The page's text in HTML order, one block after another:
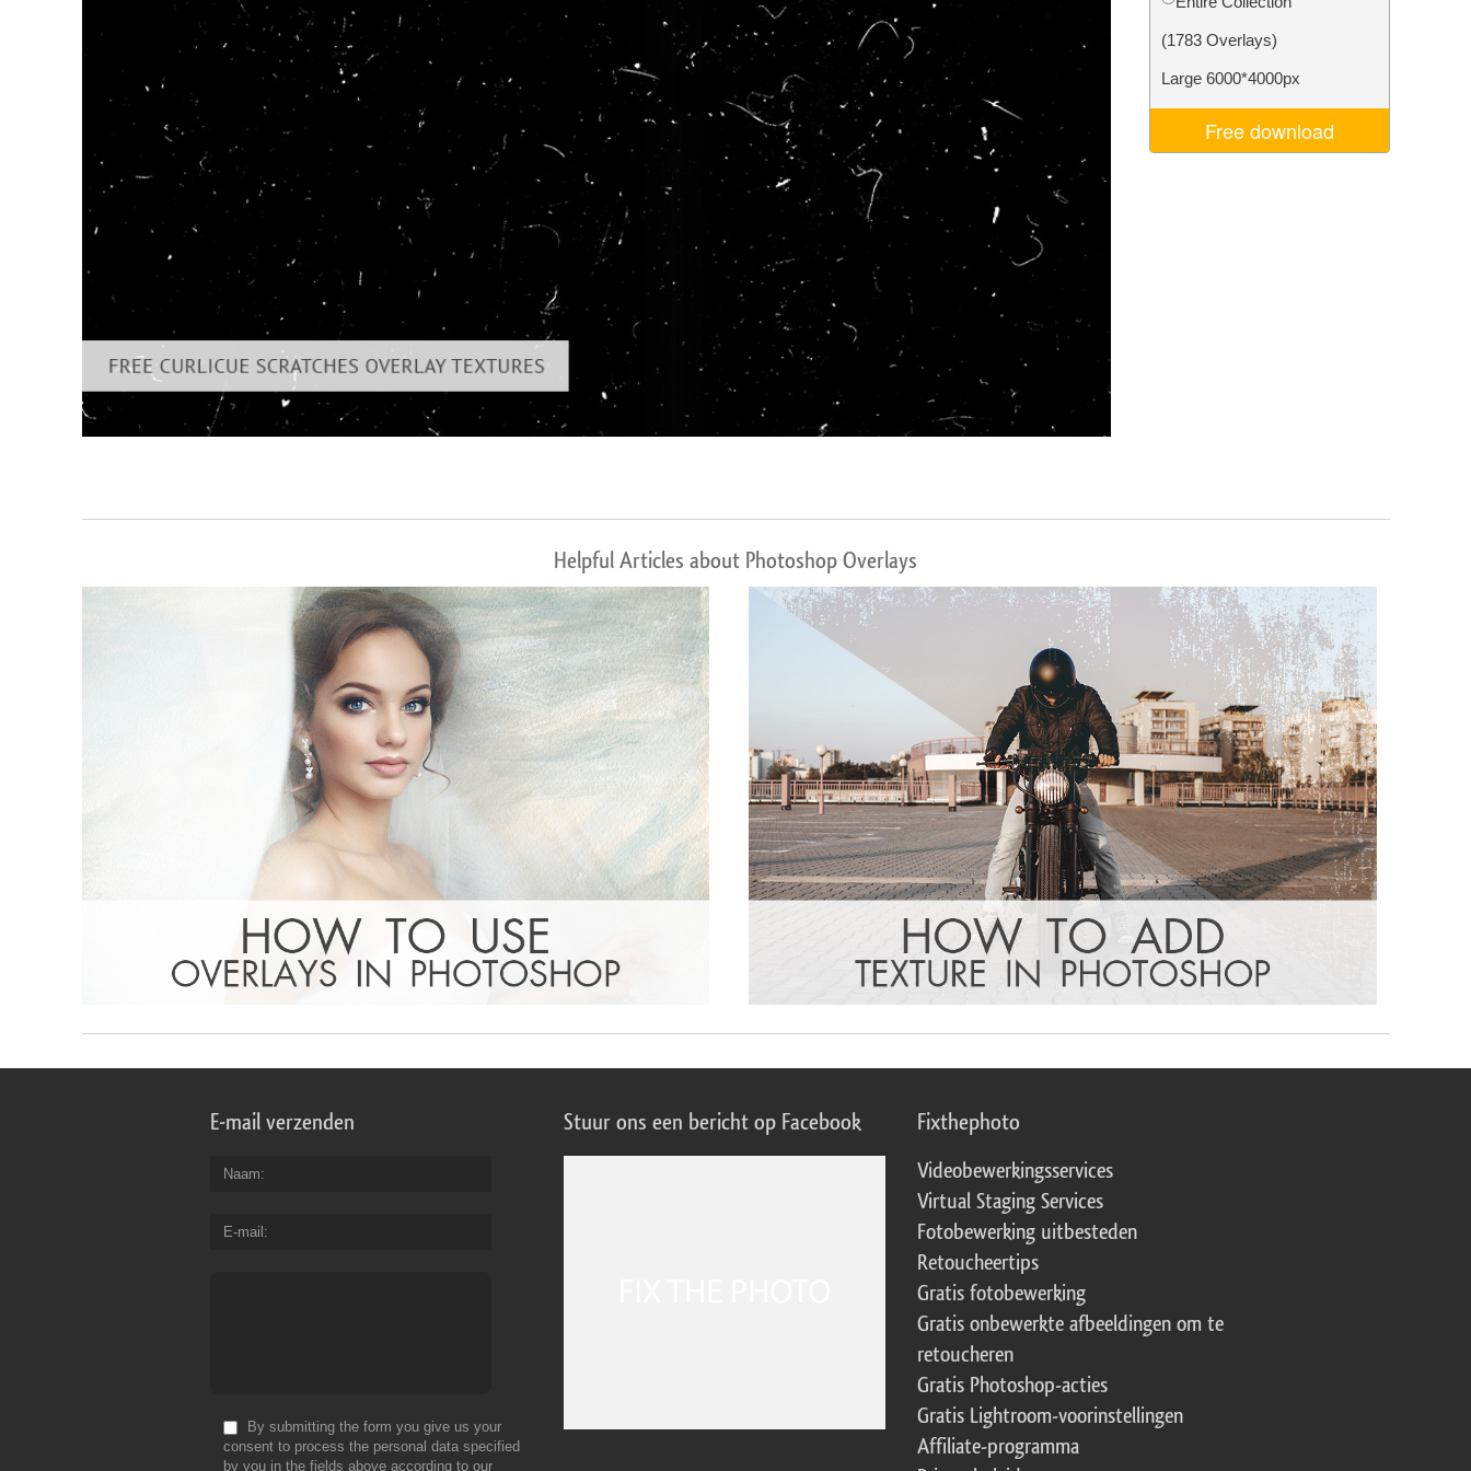
Sieraden Fotobewerking AI-trainingsgegevens
(1783 Overlays)
Large 6000*4000px
Free download
Helpful Articles about Photoshop Overlays
E-mail verzenden
Naam
E-mail
By submitting the form you give us your
consent to process the personal data specified
by you in the fields above according to our
Stuur ons een bericht op Facebook Fixthephoto
Videobewerkingsservices
Virtual Staging Services
Fotobewerking uitbesteden
Retoucheertips
Gratis fotobewerking
Gratis onbewerkte afbeeldingen om te
retoucheren
Gratis Photoshop-acties
Gratis Lightroom-voorinstellingen
Affiliate-programma